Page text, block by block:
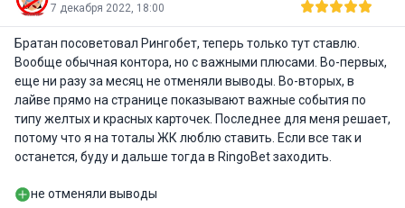
7 декабря 2022, 18:00
Братан посоветовал Рингобет, теперь только тут ставлю.
Вообще обычная контора, но с важными плюсами. Во-первых,
еще ни разу за месяц не отменяли выводы. Во-вторых, в
лайве прямо на странице показывают важные события по
типу желтых и красных карточек. Последнее для меня решает,
потому что я на тоталы ЖК люблю ставить. Если все так и
останется, буду и дальше тогда в RingoBet заходить.
не отменяли выводы